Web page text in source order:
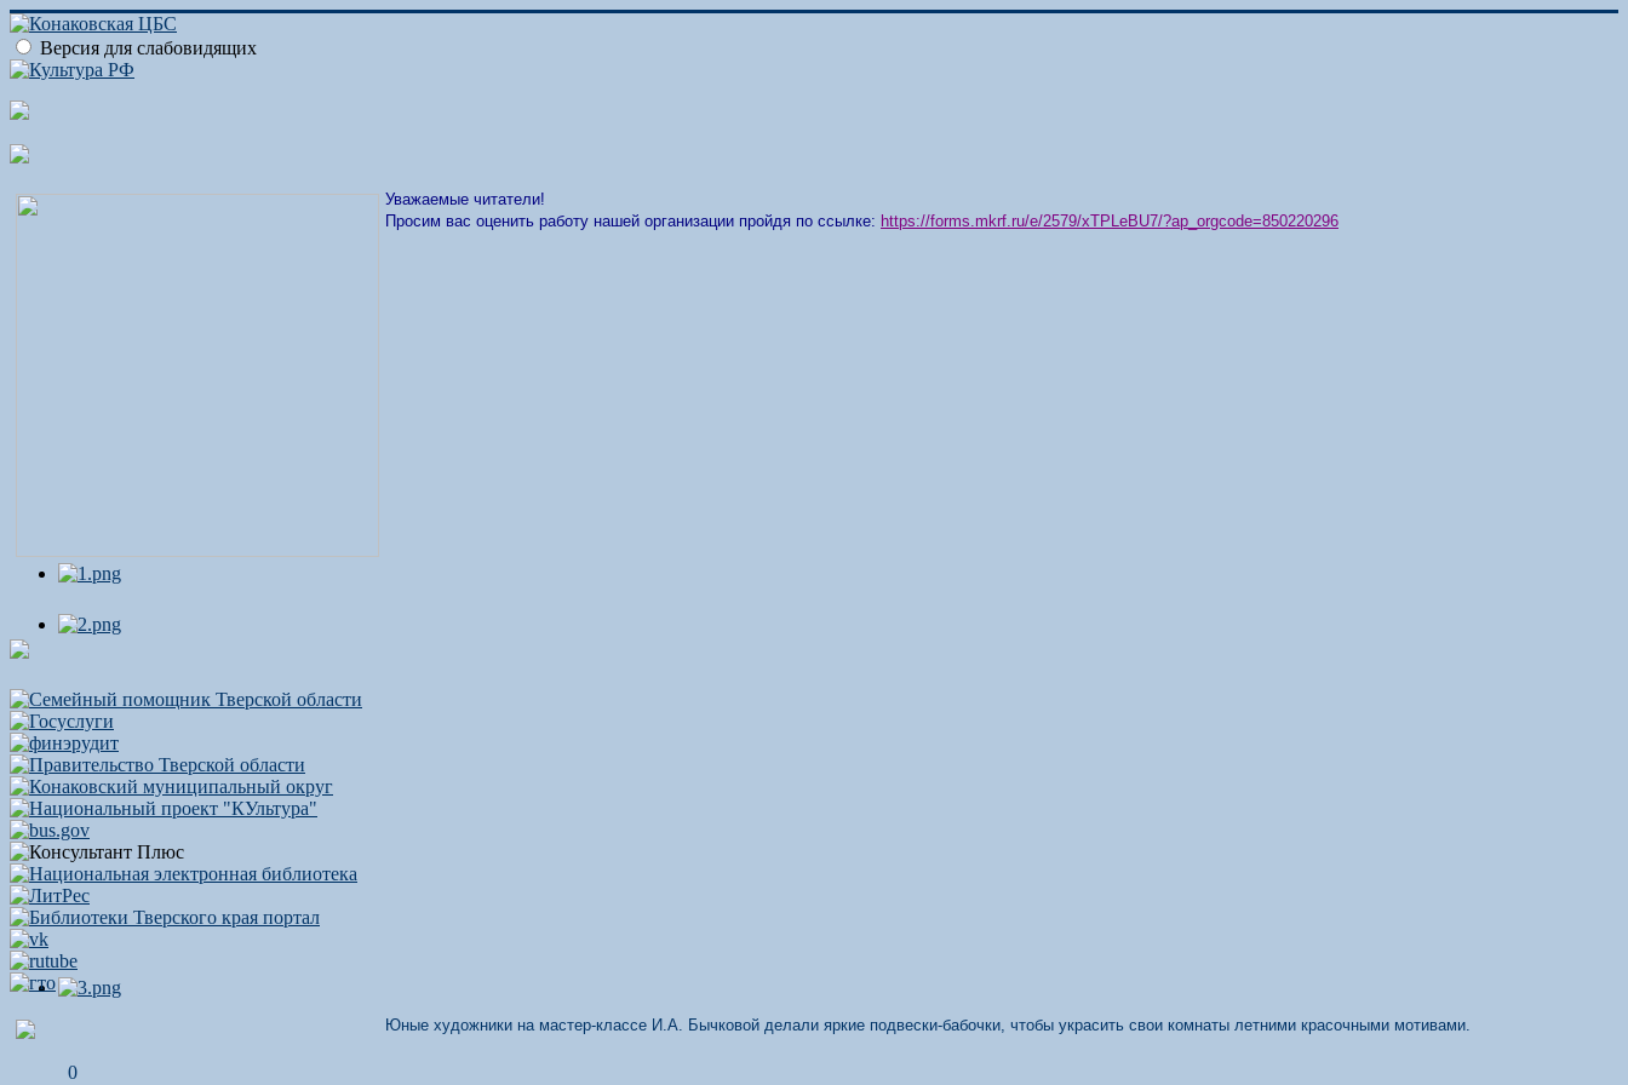
Версия для слабовидящих
Уважаемые читатели!
Просим вас оценить работу нашей организации пройдя по ссылке: https://forms.mkrf.ru/e/2579/xTPLeBU7/?ap_orgcode=850220296
Юные художники на мастер-классе И.А. Бычковой делали яркие подвески-бабочки, чтобы украсить свои комнаты летними красочными мотивами.
0